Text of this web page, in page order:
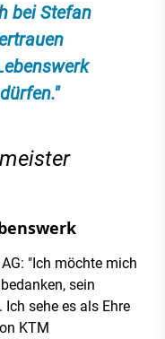
bei Stefan
"Ich möchte mich
sein
sehe es als Ehre
KTM